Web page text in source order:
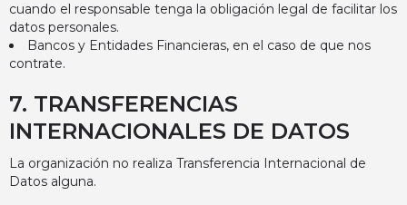
cuando el responsable tenga la obligación legal de facilitar los
datos personales.
Bancos y Entidades Financieras, en el caso de que nos
contrate.
7. TRANSFERENCIAS
INTERNACIONALES DE DATOS
La organización no realiza Transferencia Internacional de
Datos alguna.